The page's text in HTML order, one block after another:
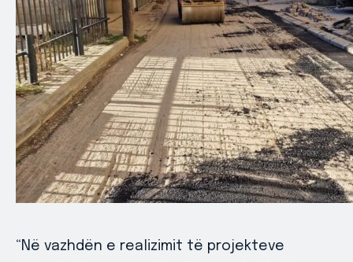
“Në vazhdën e realizimit të projekteve